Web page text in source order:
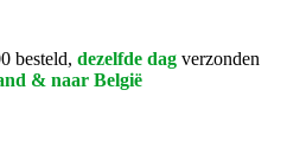
besteld, dezelfde dag verzonden
& naar België